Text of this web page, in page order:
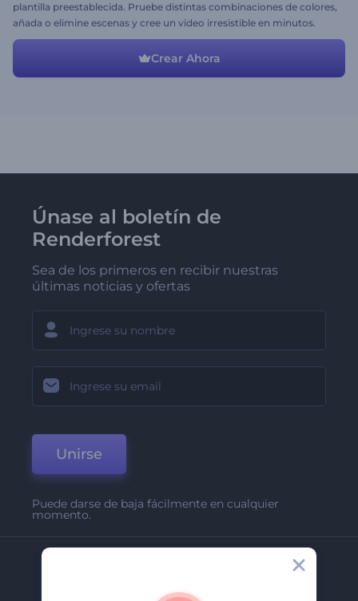
plantilla preestablecida. Pruebe distintas combinaciones de colores,
añada o elimine escenas y cree un video irresistible en minutos.
Crear Ahora
Únase al boletín de
Renderforest
Sea de los primeros en recibir nuestras
últimas noticias y ofertas
Unirse
Puede darse de baja fácilmente en cualquier
momento.
Acerca De